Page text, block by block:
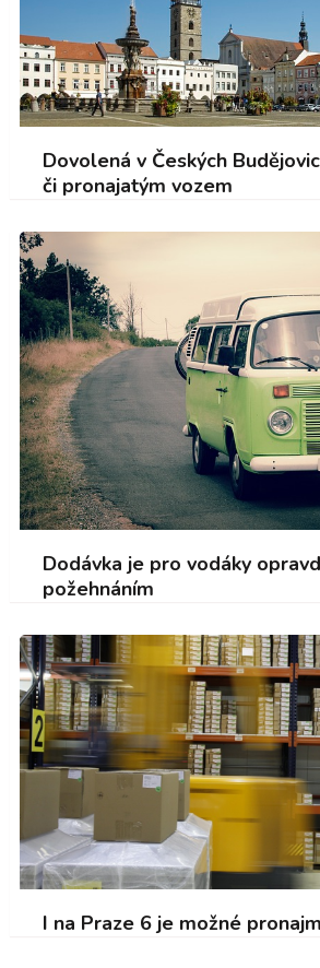
Dovolená v Českých
či pronajatým vozem
Dodávka je pro vodáky
požehnáním
I na Praze 6 je možné